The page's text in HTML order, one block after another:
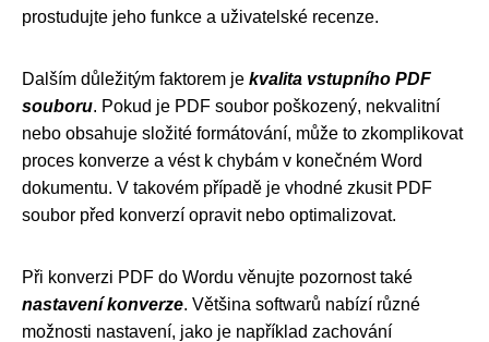
prostudujte jeho funkce a uživatelské recenze.
Dalším důležitým faktorem je kvalita vstupního PDF
souboru. Pokud je PDF soubor poškozený, nekvalitní
nebo obsahuje složité formátování, může to zkomplikovat
proces konverze a vést k chybám v konečném Word
dokumentu. V takovém případě je vhodné zkusit PDF
soubor před konverzí opravit nebo optimalizovat.
Při konverzi PDF do Wordu věnujte pozornost také
nastavení konverze. Většina softwarů nabízí různé
možnosti nastavení, jako je například zachování